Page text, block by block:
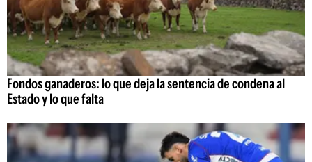
Fondos ganaderos: lo que deja la sentencia de condena al
Estado y lo que falta